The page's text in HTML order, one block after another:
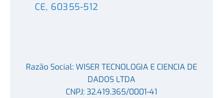
CE, 60355-512
Razão Social: WISER TECNOLOGIA E CIENCIA DE
DADOS LTDA
CNPJ: 32.419.365/0001-41